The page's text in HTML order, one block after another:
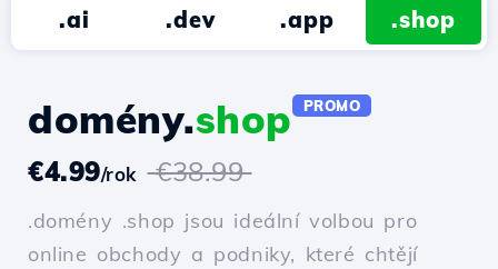
.ai .dev .app .shop
domény.shop PROMO
€4.99/rok €38.99
.domény .shop jsou ideální volbou pro
online obchody a podniky, které chtějí